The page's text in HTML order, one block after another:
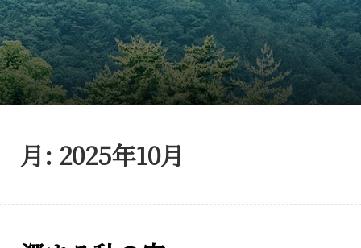
月: 2025年10月